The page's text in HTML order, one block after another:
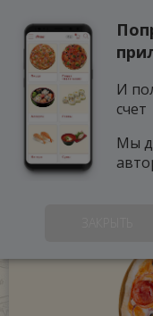
И
счет
Мы